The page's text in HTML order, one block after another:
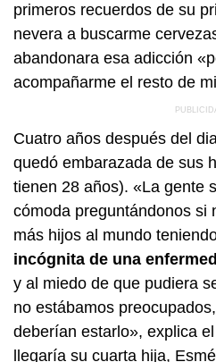
primeros recuerdos de su
nevera a buscarme
abandonara esa adicción
acompañarme el resto de
Cuatro años después del
quedó embarazada de sus
tienen 28 años). «La gente
cómoda preguntándonos si
más hijos al mundo
incógnita de una
y al miedo de que pudiera
no estábamos
deberían estarlo», explica
llegaría su cuarta hija,